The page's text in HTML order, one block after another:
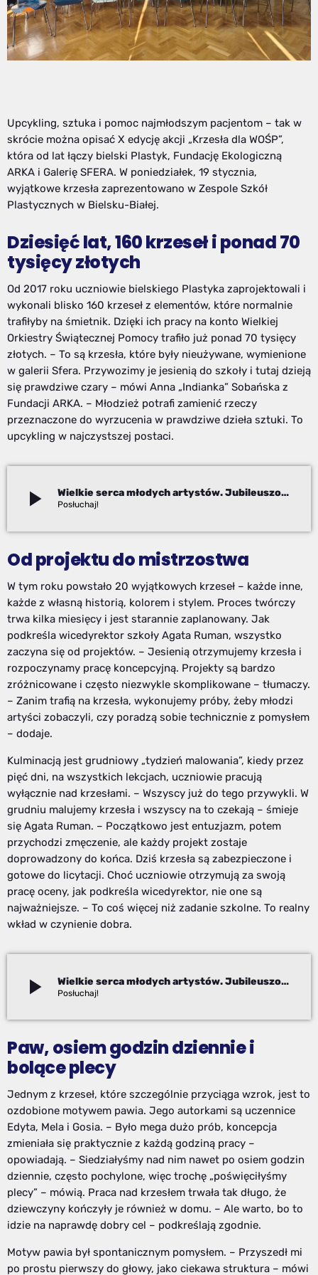
Upcykling, sztuka i pomoc najmłodszym pacjentom – tak w
skrócie można opisać X edycję akcji „Krzesła dla WOŚP”,
która od lat łączy bielski Plastyk, Fundację Ekologiczną
ARKA i Galerię SFERA. W poniedziałek, 19 stycznia,
wyjątkowe krzesła zaprezentowano w Zespole Szkół
Plastycznych w Bielsku-Białej.
Dziesięć lat, 160 krzeseł i ponad 70
tysięcy złotych
Od 2017 roku uczniowie bielskiego Plastyka zaprojektowali i
wykonali blisko 160 krzeseł z elementów, które normalnie
trafiłyby na śmietnik. Dzięki ich pracy na konto Wielkiej
Orkiestry Świątecznej Pomocy trafiło już ponad 70 tysięcy
złotych. – To są krzesła, które były nieużywane, wymienione
w galerii Sfera. Przywozimy je jesienią do szkoły i tutaj dzieją
się prawdziwe czary – mówi Anna „Indianka” Sobańska z
Fundacji ARKA. – Młodzież potrafi zamienić rzeczy
przeznaczone do wyrzucenia w prawdziwe dzieła sztuki. To
upcykling w najczystszej postaci.
play_arrow Wielkie serca młodych artystów. Jubileuszowa edycja „Krzesła dla WOŚP” w Bielsku-Białej
Od projektu do mistrzostwa
W tym roku powstało 20 wyjątkowych krzeseł – każde inne,
każde z własną historią, kolorem i stylem. Proces twórczy
trwa kilka miesięcy i jest starannie zaplanowany. Jak
podkreśla wicedyrektor szkoły Agata Ruman, wszystko
zaczyna się od projektów. – Jesienią otrzymujemy krzesła i
rozpoczynamy pracę koncepcyjną. Projekty są bardzo
zróżnicowane i często niezwykle skomplikowane – tłumaczy.
– Zanim trafią na krzesła, wykonujemy próby, żeby młodzi
artyści zobaczyli, czy poradzą sobie technicznie z pomysłem
– dodaje.
Kulminacją jest grudniowy „tydzień malowania”, kiedy przez
pięć dni, na wszystkich lekcjach, uczniowie pracują
wyłącznie nad krzesłami. – Wszyscy już do tego przywykli. W
grudniu malujemy krzesła i wszyscy na to czekają – śmieje
się Agata Ruman. – Początkowo jest entuzjazm, potem
przychodzi zmęczenie, ale każdy projekt zostaje
doprowadzony do końca. Dziś krzesła są zabezpieczone i
gotowe do licytacji. Choć uczniowie otrzymują za swoją
pracę oceny, jak podkreśla wicedyrektor, nie one są
najważniejsze. – To coś więcej niż zadanie szkolne. To realny
wkład w czynienie dobra.
play_arrow Wielkie serca młodych artystów. Jubileuszowa edycja „Krzesła dla WOŚP” w Bielsku-Białej
Paw, osiem godzin dziennie i
bolące plecy
Jednym z krzeseł, które szczególnie przyciąga wzrok, jest to
ozdobione motywem pawia. Jego autorkami są uczennice
Edyta, Mela i Gosia. – Było mega dużo prób, koncepcja
zmieniała się praktycznie z każdą godziną pracy –
opowiadają. – Siedziałyśmy nad nim nawet po osiem godzin
dziennie, często pochylone, więc trochę „poświęciłyśmy
plecy” – mówią. Praca nad krzesłem trwała tak długo, że
dziewczyny kończyły je również w domu. – Ale warto, bo to
idzie na naprawdę dobry cel – podkreślają zgodnie.
Motyw pawia był spontanicznym pomysłem. – Przyszedł mi
po prostu pierwszy do głowy, jako ciekawa struktura – mówi